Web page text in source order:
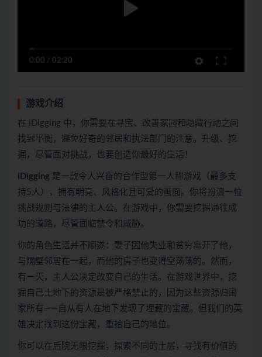
0:00 / 02:20
游戏介绍
在 iDigging 中，你需要在寻宝、改善家园和隐藏行动之间
找到平衡，避免好奇的邻居和执法部门的注意。升级、挖
掘，尽管面对挑战，也要创造你最好的生活！
iDigging 是一款令人兴奋的合作型第一人称游戏（最多支
持5人），拥有明亮、风格化且可爱的画面。你将扮演一位
挑战规则与法律的主人公。在游戏中，你需要挖掘通往成
功的道路，尽管面临禁令和威胁。
你的角色生活并不顺遂：妻子因他失业和贫穷离开了他，
与隔壁邻居在一起，而他的房子也变得空荡荡的。然而，
有一天，主人公决定改变自己的生活。在游戏世界中，挖
掘自己土地下的资源是被严格禁止的，因为这些资源归国
家所有——自从有人在地下发现了埋藏的宝藏。但我们的英
雄决定找到这份宝藏，重拾自己的地位。
你可以在后院无限挖掘，探索不同的土层，寻找有价值的